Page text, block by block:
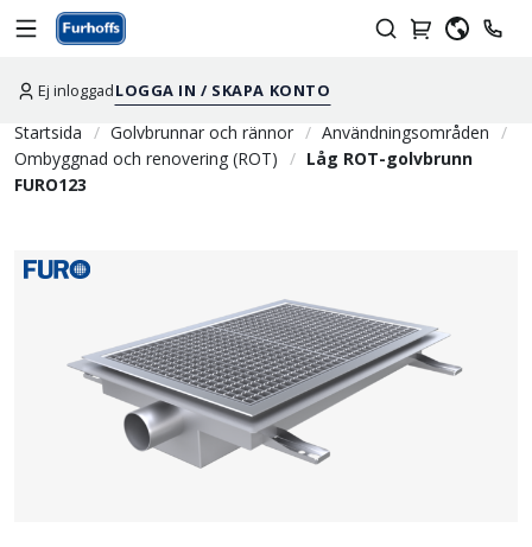
Ej inloggadLOGGA IN / SKAPA KONTO
Startsida Golvbrunnar och rännor
Användningsområden
Ombyggnad och renovering (ROT)
Låg ROT-golvbrunn
FURO123